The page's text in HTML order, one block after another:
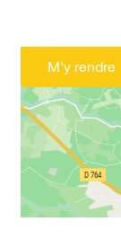
M'y rendre